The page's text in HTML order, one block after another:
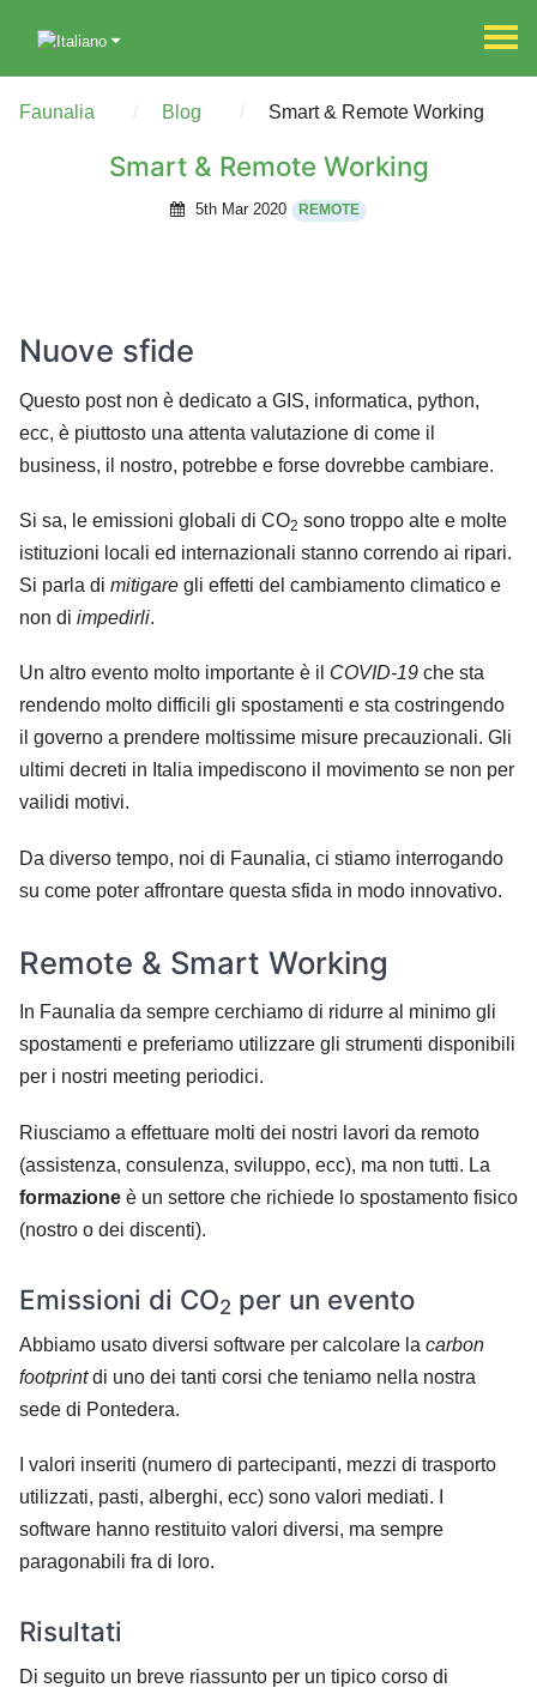
Faunalia Blog Smart & Remote Working
Smart & Remote Working
5th Mar 2020 REMOTE
Nuove sfide
Questo post non è dedicato a GIS, informatica, python,
ecc, è piuttosto una attenta valutazione di come il
business, il nostro, potrebbe e forse dovrebbe cambiare.
Si sa, le emissioni globali di CO2 sono troppo alte e molte
istituzioni locali ed internazionali stanno correndo ai ripari.
Si parla di mitigare gli effetti del cambiamento climatico e
non di impedirli.
Un altro evento molto importante è il COVID-19 che sta
rendendo molto difficili gli spostamenti e sta costringendo
il governo a prendere moltissime misure precauzionali. Gli
ultimi decreti in Italia impediscono il movimento se non per
vailidi motivi.
Da diverso tempo, noi di Faunalia, ci stiamo interrogando
su come poter affrontare questa sfida in modo innovativo.
Remote & Smart Working
In Faunalia da sempre cerchiamo di ridurre al minimo gli
spostamenti e preferiamo utilizzare gli strumenti disponibili
per i nostri meeting periodici.
Riusciamo a effettuare molti dei nostri lavori da remoto
(assistenza, consulenza, sviluppo, ecc), ma non tutti. La
formazione è un settore che richiede lo spostamento fisico
(nostro o dei discenti).
Emissioni di CO2 per un evento
Abbiamo usato diversi software per calcolare la carbon
footprintdi uno dei tanti corsi che teniamo nella nostra
sede di Pontedera.
I valori inseriti (numero di partecipanti, mezzi di trasporto
utilizzati, pasti, alberghi, ecc) sono valori mediati. I
software hanno restituito valori diversi, ma sempre
paragonabili fra di loro.
Risultati
Di seguito un breve riassunto per un tipico corso di